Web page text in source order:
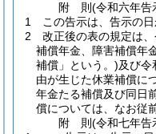
附 則(令和六年告
1
この告示は、告示の日
2
改正後の表の規定は
補償年金、障害補償年
補償」という。)及び令
由が生じた休業補償に
年金たる補償及び同日
償については、なお従
附 則(令和七年告